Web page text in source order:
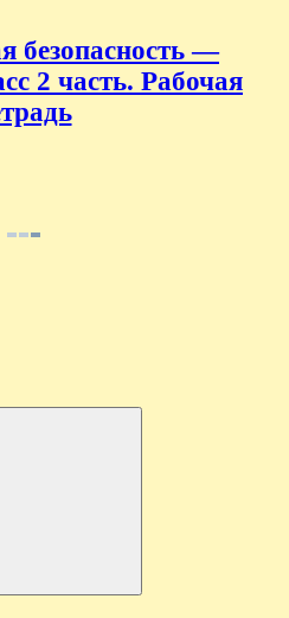
безопасность —
2 часть. Рабочая